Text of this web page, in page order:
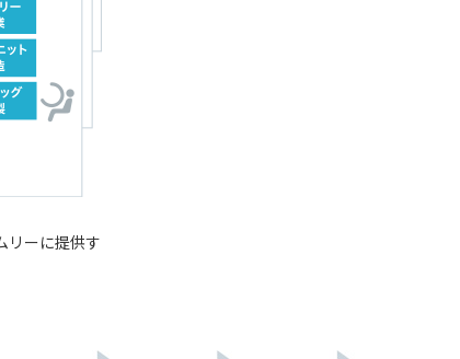
リーに提供す